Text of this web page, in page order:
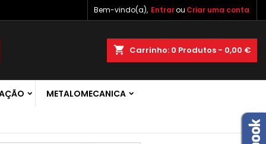
Bem-vindo(a), Entrarou Criar uma conta
shopping_cart Carrinho: 0 Produtos - 0,00 €
METALOMECANICA